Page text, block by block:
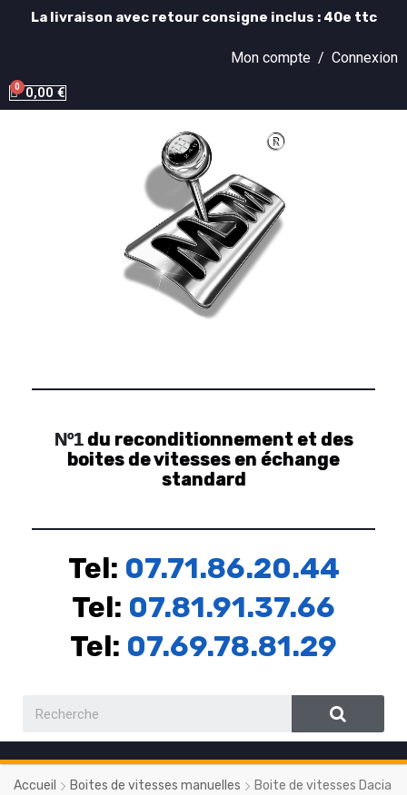
La livraison avec retour consigne inclus : 40e ttc
Mon compte / Connexion
0,00 €
Nº1du reconditionnement et des
boites de vitesses en échange
standard
Tel: 07.71.86.20.44
Tel: 07.81.91.37.66
Tel: 07.69.78.81.29
Accueil Boites de vitesses manuelles
Boite de vitesses Dacia